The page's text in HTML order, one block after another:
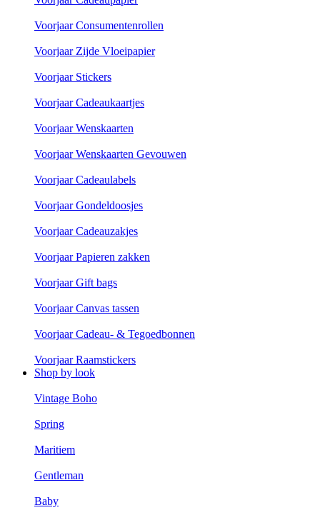
Voorjaar Consumentenrollen
Voorjaar Zijde Vloeipapier
Voorjaar Stickers
Voorjaar Cadeaukaartjes
Voorjaar Wenskaarten
Voorjaar Wenskaarten Gevouwen
Voorjaar Cadeaulabels
Voorjaar Gondeldoosjes
Voorjaar Cadeauzakjes
Voorjaar Papieren zakken
Voorjaar Gift bags
Voorjaar Canvas tassen
Voorjaar Cadeau- & Tegoedbonnen
Voorjaar Raamstickers
Shop by look
Vintage Boho
Spring
Maritiem
Gentleman
Baby